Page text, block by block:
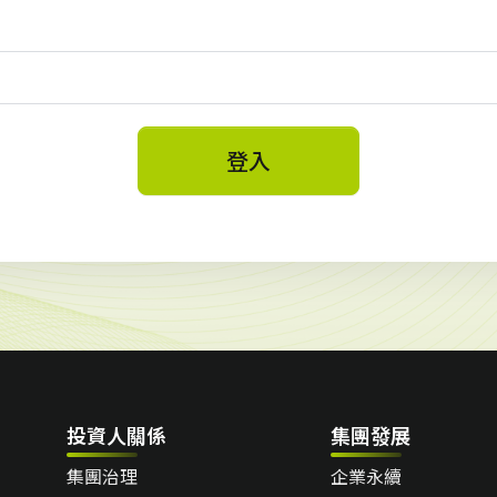
登入
投資人關係
集團治理
集團發展
企業永續